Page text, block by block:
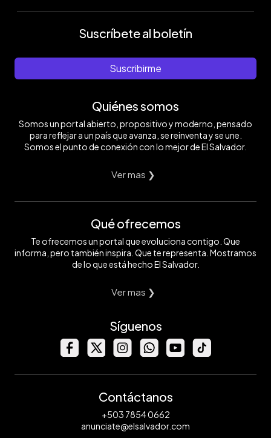
Suscríbete al boletín
Suscribirme
Quiénes somos
Somos un portal abierto, propositivo y moderno, pensado
para reflejar a un país que avanza, se reinventa y se une.
Somos el punto de conexión con lo mejor de El Salvador.
Ver mas ❯
Qué ofrecemos
Te ofrecemos un portal que evoluciona contigo. Que
informa, pero también inspira. Que te representa. Mostramos
de lo que está hecho El Salvador.
Ver mas ❯
Síguenos
Contáctanos
+503 7854 0662
anunciate@elsalvador.com